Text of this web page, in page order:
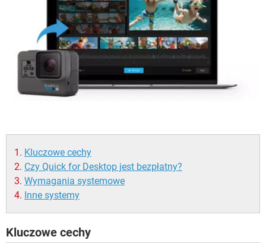
Kluczowe cechy
Czy Quick for Desktop jest bezpłatny?
Wymagania systemowe
Inne systemy
Kluczowe cechy